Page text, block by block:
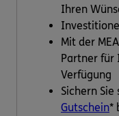
Ihren
Mit der
Partner für
Verfügung
Sichern
Gutschein*